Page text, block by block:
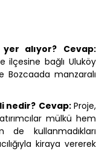
alıyor? Cevap:
ilçesine bağlı Uluköy
Bozcaada manzaralı
nedir? Cevap:Proje,
mülkü hem
kullanmadıkları
kiraya vererek